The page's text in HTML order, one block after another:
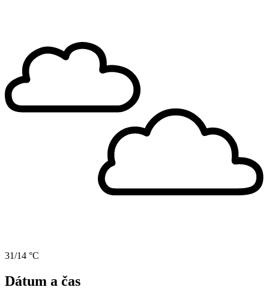
31/14 °C
Dátum a čas